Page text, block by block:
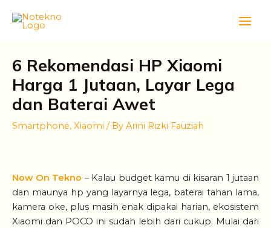
6 Rekomendasi HP Xiaomi
Harga 1 Jutaan, Layar Lega
dan Baterai Awet
Smartphone, Xiaomi / By Arini Rizki Fauziah
Now On Tekno – Kalau budget kamu di kisaran 1 jutaan
dan maunya hp yang layarnya lega, baterai tahan lama,
kamera oke, plus masih enak dipakai harian, ekosistem
Xiaomi dan POCO ini sudah lebih dari cukup. Mulai dari